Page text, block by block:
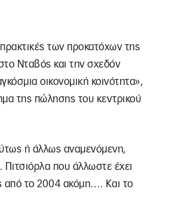
των προκατόχων της
Νταβός και την σχεδόν
οικονομική κοινότητα»,
της πώλησης του κεντρικού
ή άλλως αναμενόμενη,
Πιτσιόρλα που άλλωστε έχει
από το 2004 ακόμη…. Και το